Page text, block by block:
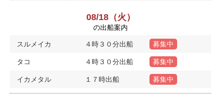
08/18（火）
の出船案内
スルメイカ ４時３０分出船 募集中
タコ ４時３０分出船 募集中
イカメタル １７時出船 募集中